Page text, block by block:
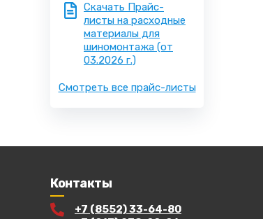
Скачать Прайс-
листы на расходные
материалы для
шиномонтажа (от
03.2026 г.)
Смотреть все прайс-листы
Контакты
+7 (8552) 33-64-80